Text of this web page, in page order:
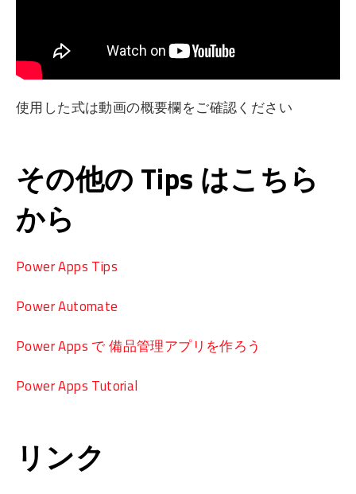
使用した式は動画の概要欄をご確認ください
その他の Tips はこちら
から
Power Apps Tips
Power Automate
Power Apps で 備品管理アプリを作ろう
Power Apps Tutorial
リンク